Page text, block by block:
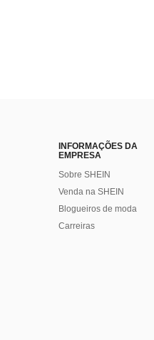
INFORMAÇÕES DA
EMPRESA
Sobre SHEIN
Venda na SHEIN
Blogueiros de moda
Carreiras